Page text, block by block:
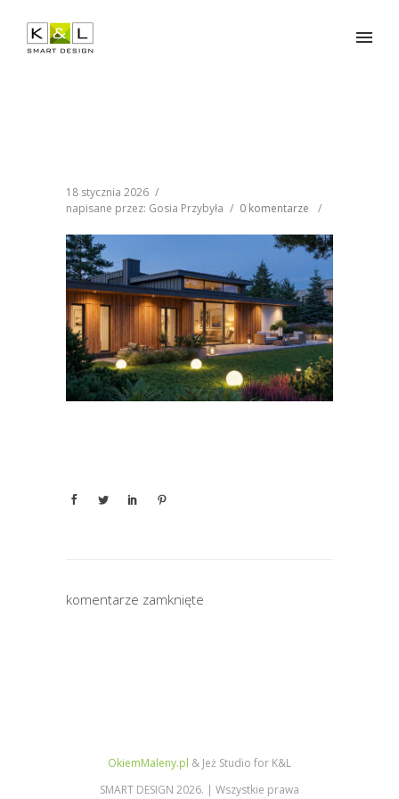
18 stycznia 2026 /
napisane przez: Gosia Przybyła / 0 komentarze /
komentarze zamknięte
OkiemMaleny.pl & Jeż Studio for K&L
SMART DESIGN 2026. | Wszystkie prawa